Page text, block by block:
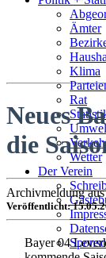
Ämter
Klima
Rat
Wetter
Der Verein
Neues
die
Archivmeldung
Veröffentlicht:
Bayer 04